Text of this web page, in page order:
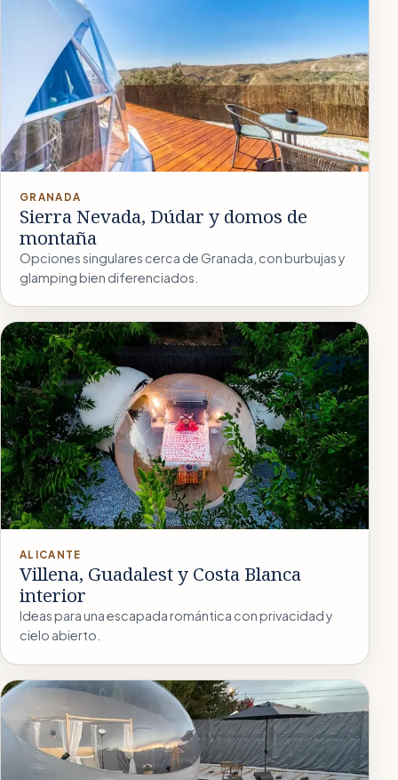
GRANADA
Sierra Nevada, Dúdar y domos de
montaña
Opciones singulares cerca de Granada, con burbujas y
glamping bien diferenciados.
ALICANTE
Villena, Guadalest y Costa Blanca
interior
Ideas para una escapada romántica con privacidad y
cielo abierto.